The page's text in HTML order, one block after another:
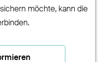
möchte, kann die